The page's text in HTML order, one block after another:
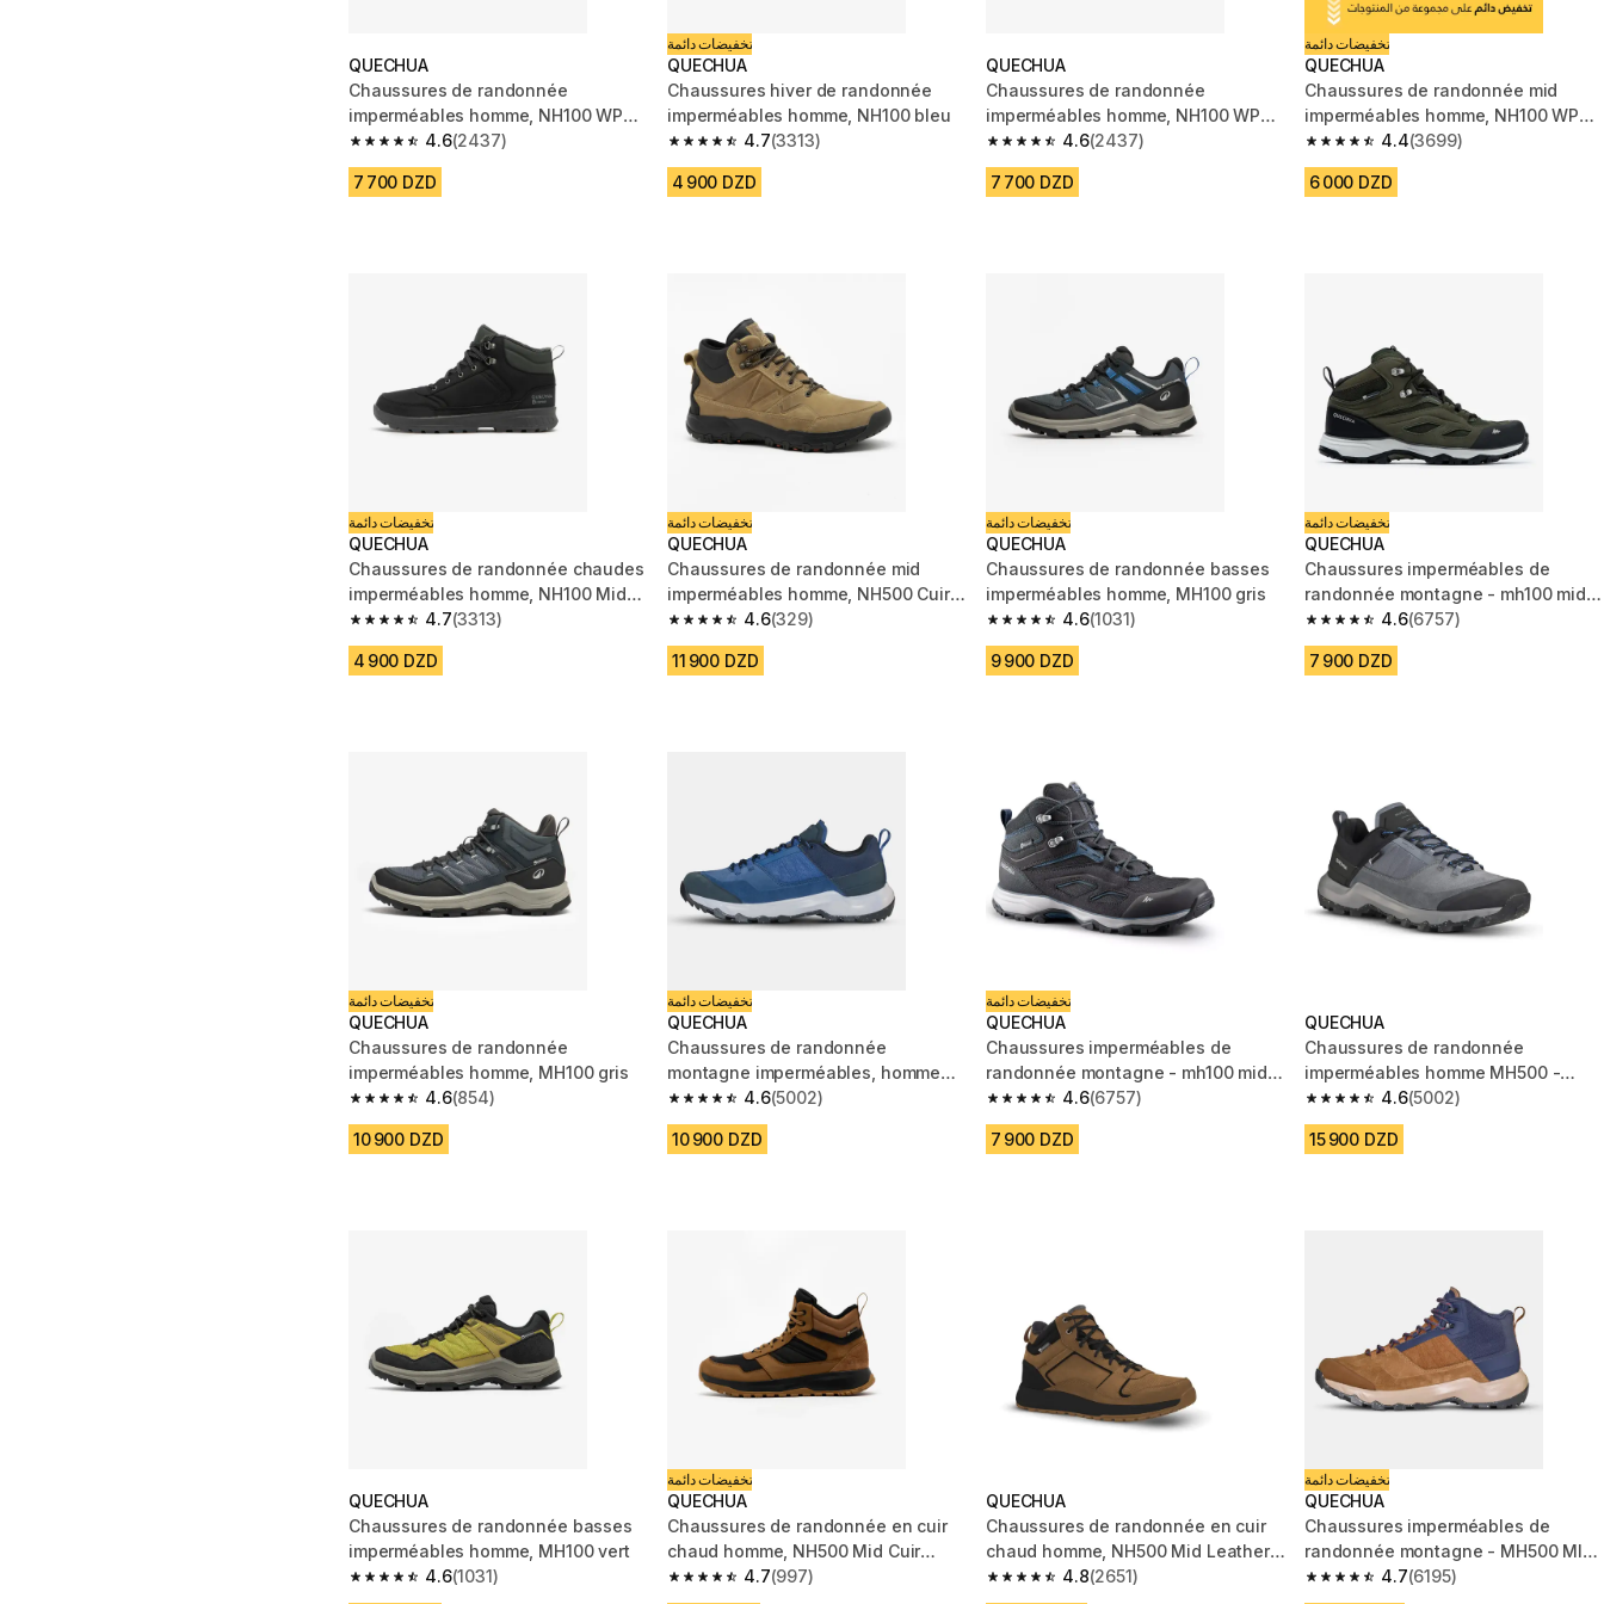
QUECHUA
Chaussures de randonnée
imperméables homme, NH100 WP
gris
4.6
4.6 out of 5 stars from 2437 reviews
(2437)
7 700 DZD
تخفيضات دائمة
QUECHUA
Chaussures hiver de randonnée
imperméables homme, NH100 bleu
4.7
4.7 out of 5 stars from 3313 reviews
(3313)
4 900 DZD
QUECHUA
Chaussures de randonnée
imperméables homme, NH100 WP
gris
4.6
4.6 out of 5 stars from 2437 reviews
(2437)
7 700 DZD
تخفيضات دائمة
QUECHUA
Chaussures de randonnée mid
imperméables homme, NH100 WP
bleu
4.4
4.4 out of 5 stars from 3699 reviews
(3699)
6 000 DZD
تخفيضات دائمة
QUECHUA
Chaussures de randonnée chaudes
imperméables homme, NH100 Mid
noir
4.7
4.7 out of 5 stars from 3313 reviews
(3313)
4 900 DZD
تخفيضات دائمة
QUECHUA
Chaussures de randonnée mid
imperméables homme, NH500 Cuir
WP marron4.6
4.6 out of 5 stars from 329 reviews
(329)
11 900 DZD
تخفيضات دائمة
QUECHUA
Chaussures de randonnée basses
imperméables homme, MH100 gris
4.6
4.6 out of 5 stars from 1031 reviews
(1031)
9 900 DZD
تخفيضات دائمة
QUECHUA
Chaussures imperméables de
randonnée montagne - mh100 mid
khaki - homme
4.6
4.6 out of 5 stars from 6757 reviews
(6757)
7 900 DZD
تخفيضات دائمة
QUECHUA
Chaussures de randonnée
imperméables homme, MH100 gris
4.6
4.6 out of 5 stars from 854 reviews
(854)
10 900 DZD
تخفيضات دائمة
QUECHUA
Chaussures de randonnée
montagne imperméables, homme
MH500 bleues
4.6
4.6 out of 5 stars from 5002 reviews
(5002)
10 900 DZD
تخفيضات دائمة
QUECHUA
Chaussures imperméables de
randonnée montagne - mh100 mid
noir homme
4.6
4.6 out of 5 stars from 6757 reviews
(6757)
7 900 DZD
QUECHUA
Chaussures de randonnée
imperméables homme MH500 -
gris/noir 4.6
4.6 out of 5 stars from 5002 reviews
(5002)
15 900 DZD
QUECHUA
Chaussures de randonnée basses
imperméables homme, MH100 vert
4.6
4.6 out of 5 stars from 1031 reviews
(1031)
تخفيضات دائمة
QUECHUA
Chaussures de randonnée en cuir
chaud homme, NH500 Mid Cuir
Hybrid marron
4.7
4.7 out of 5 stars from 997 reviews
(997)
QUECHUA
Chaussures de randonnée en cuir
chaud homme, NH500 Mid Leather
marron
4.8
4.8 out of 5 stars from 2651 reviews
(2651)
تخفيضات دائمة
QUECHUA
Chaussures imperméables de
randonnée montagne - MH500 MID
marron - homme
4.7
4.7 out of 5 stars from 6195 reviews
(6195)